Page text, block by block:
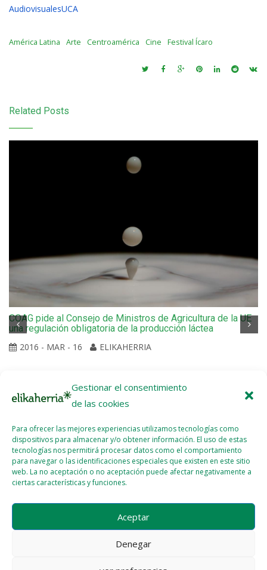
Gestionar el consentimiento
de las cookies
Para ofrecer las mejores experiencias utilizamos tecnologías como
dispositivos para almacenar y/o obtener información. El uso de estas
tecnologías nos permitirá procesar datos como el comportamiento
para navegar o las identificaciones especiales que existen en este sitio
web. La no aceptación o no aceptación puede afectar negativamente a
ciertas características y funciones.
Aceptar
Denegar
AudiovisualesUCA
América Latina Arte Centroamérica Cine Festival Ícaro
Related Posts
COAG pide al Consejo de Ministros de Agricultura de la UE
una regulación obligatoria de la producción láctea
2016 - MAR - 16
ELIKAHERRIA